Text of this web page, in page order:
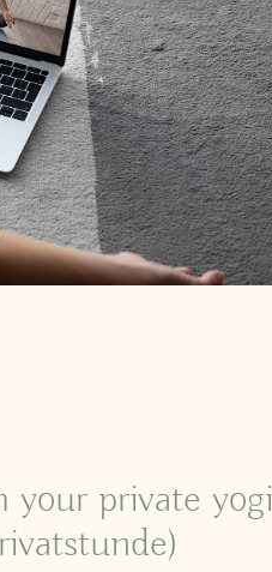
your private yogi